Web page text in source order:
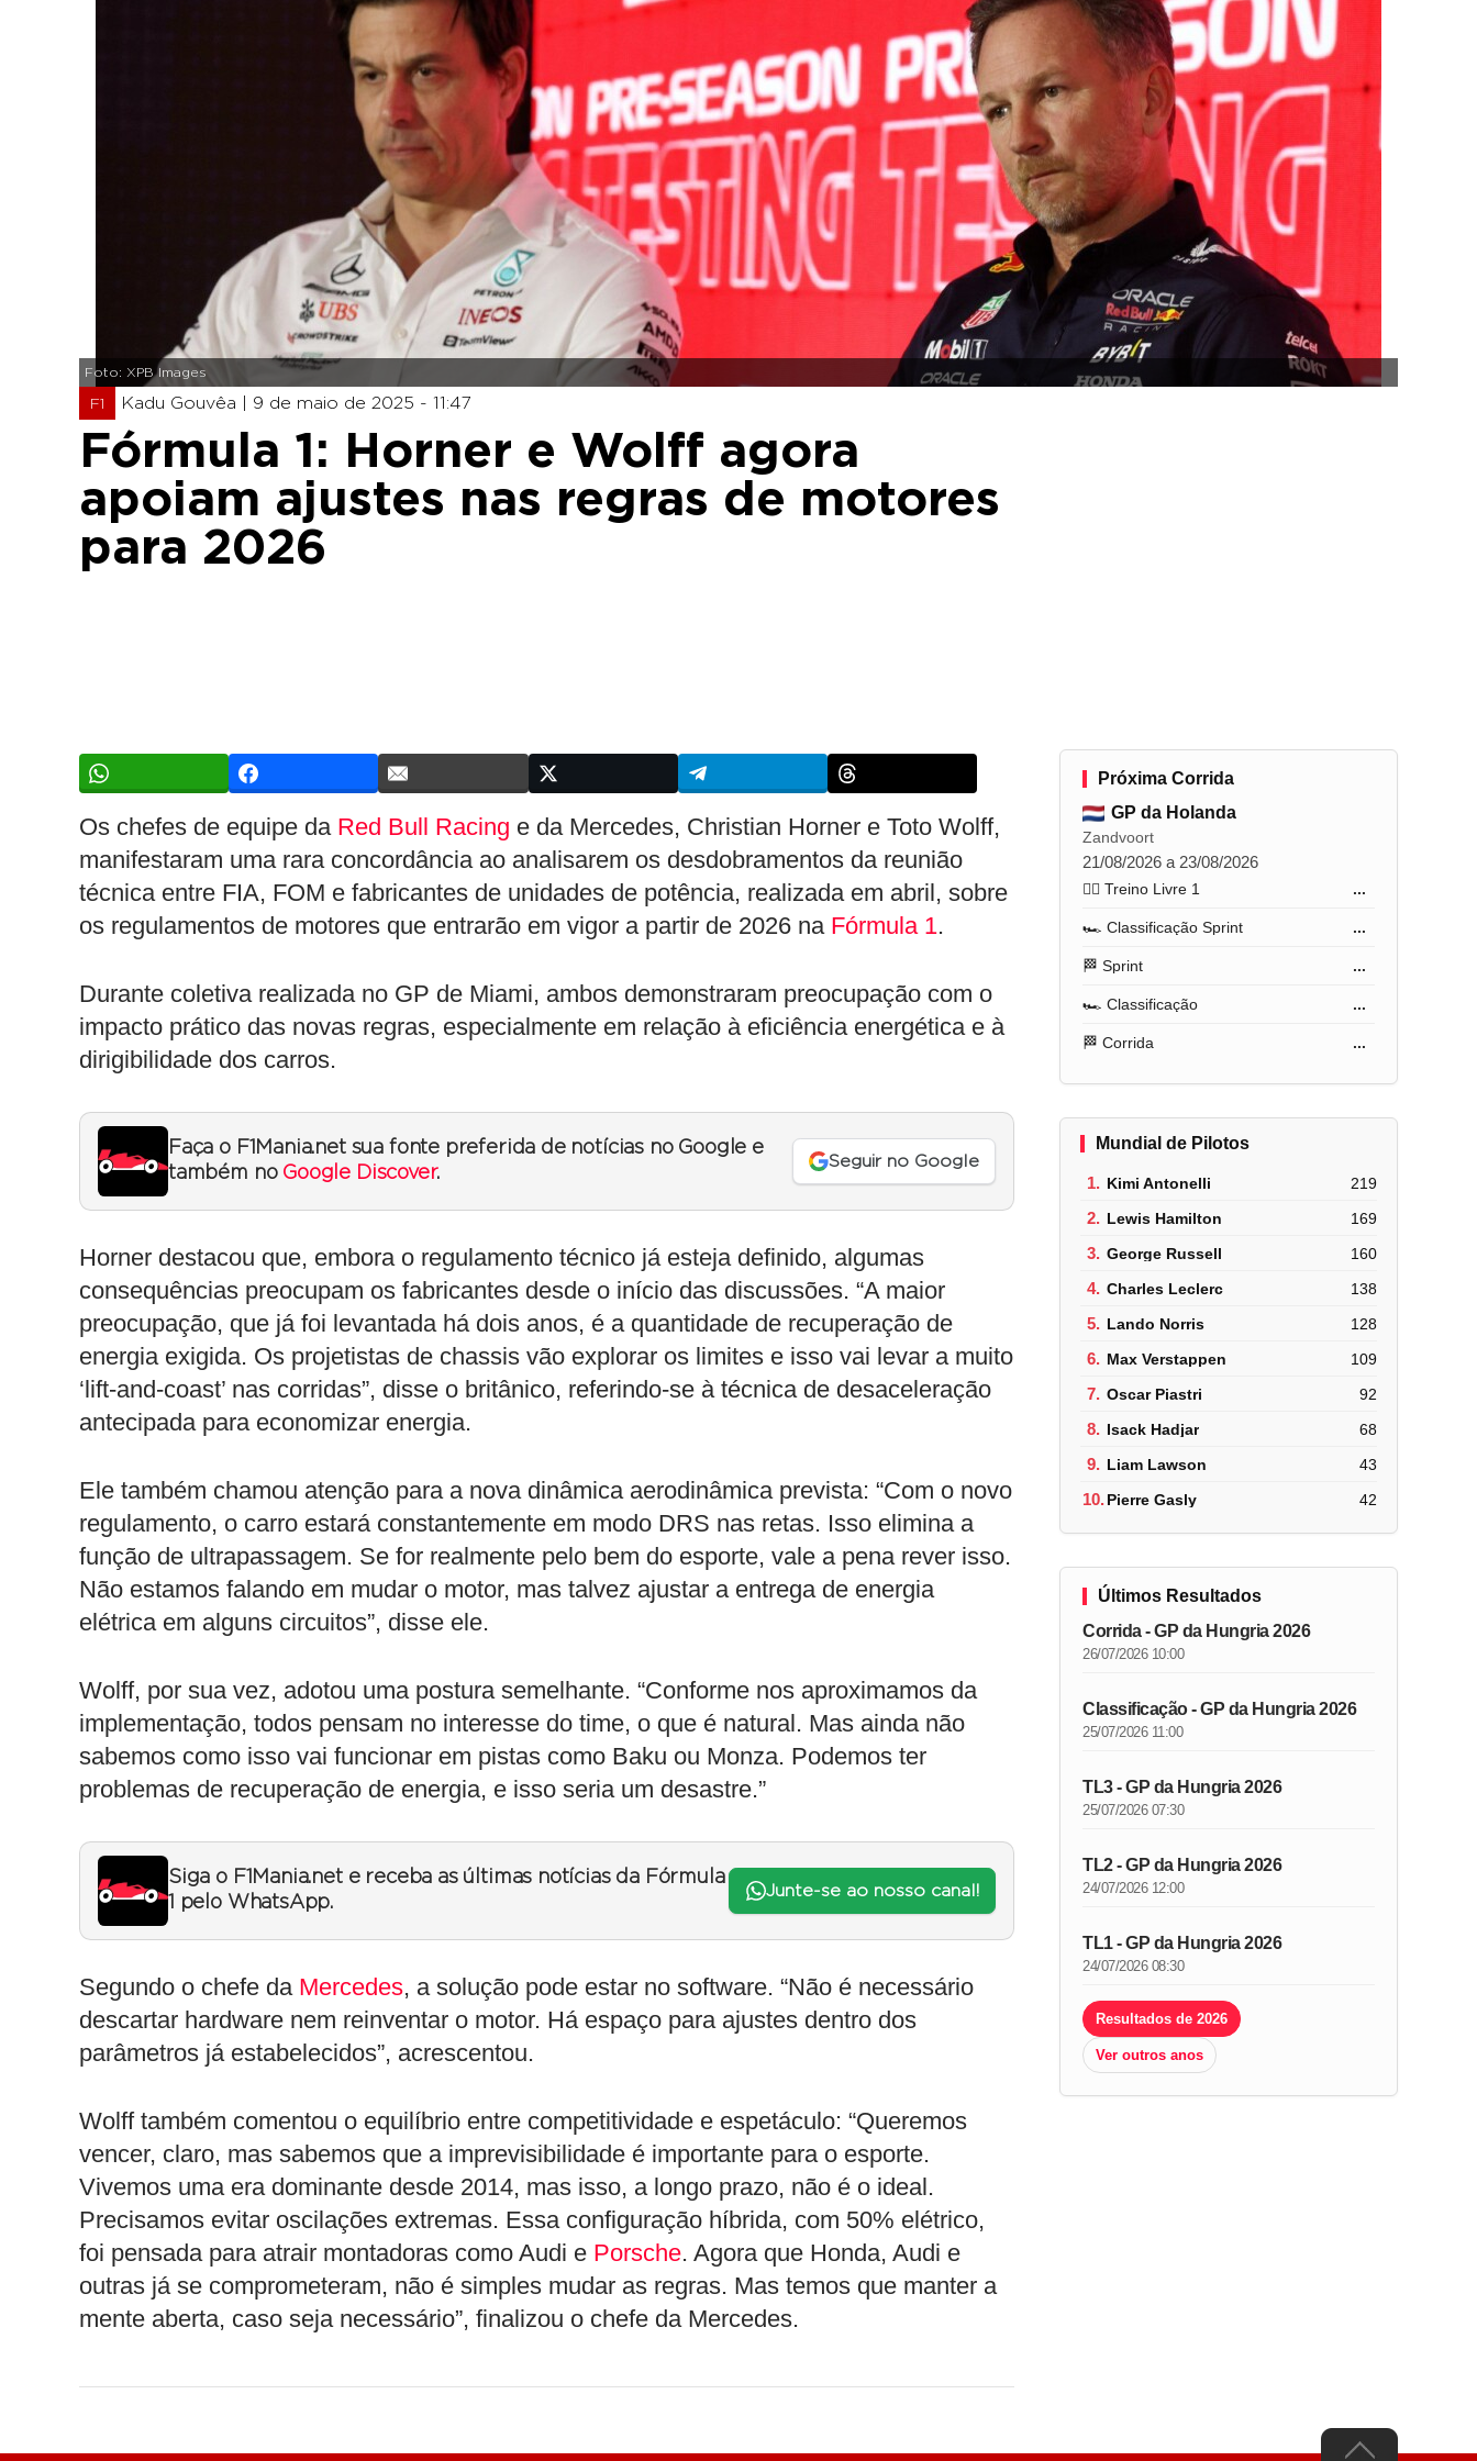
Foto: XPB Images
F1 Kadu Gouvêa | 9 de maio de 2025 - 11:47
Fórmula 1: Horner e Wolff agora
apoiam ajustes nas regras de motores
para 2026
Os chefes de equipe da Red Bull Racing e da Mercedes, Christian Horner e Toto Wolff,
manifestaram uma rara concordância ao analisarem os desdobramentos da reunião
técnica entre FIA, FOM e fabricantes de unidades de potência, realizada em abril, sobre
os regulamentos de motores que entrarão em vigor a partir de 2026 na Fórmula 1.
Durante coletiva realizada no GP de Miami, ambos demonstraram preocupação com o
impacto prático das novas regras, especialmente em relação à eficiência energética e à
dirigibilidade dos carros.
Faça o F1Mania.net sua fonte preferida de notícias no Google e
também no Google Discover.
Seguir no Google
Horner destacou que, embora o regulamento técnico já esteja definido, algumas
consequências preocupam os fabricantes desde o início das discussões. “A maior
preocupação, que já foi levantada há dois anos, é a quantidade de recuperação de
energia exigida. Os projetistas de chassis vão explorar os limites e isso vai levar a muito
‘lift-and-coast’ nas corridas”, disse o britânico, referindo-se à técnica de desaceleração
antecipada para economizar energia.
Ele também chamou atenção para a nova dinâmica aerodinâmica prevista: “Com o novo
regulamento, o carro estará constantemente em modo DRS nas retas. Isso elimina a
função de ultrapassagem. Se for realmente pelo bem do esporte, vale a pena rever isso.
Não estamos falando em mudar o motor, mas talvez ajustar a entrega de energia
elétrica em alguns circuitos”, disse ele.
Wolff, por sua vez, adotou uma postura semelhante. “Conforme nos aproximamos da
implementação, todos pensam no interesse do time, o que é natural. Mas ainda não
sabemos como isso vai funcionar em pistas como Baku ou Monza. Podemos ter
problemas de recuperação de energia, e isso seria um desastre.”
Siga o F1Mania.net e receba as últimas notícias da Fórmula
1 pelo WhatsApp.
Junte-se ao nosso canal!
Segundo o chefe da Mercedes, a solução pode estar no software. “Não é necessário
descartar hardware nem reinventar o motor. Há espaço para ajustes dentro dos
parâmetros já estabelecidos”, acrescentou.
Wolff também comentou o equilíbrio entre competitividade e espetáculo: “Queremos
vencer, claro, mas sabemos que a imprevisibilidade é importante para o esporte.
Vivemos uma era dominante desde 2014, mas isso, a longo prazo, não é o ideal.
Precisamos evitar oscilações extremas. Essa configuração híbrida, com 50% elétrico,
foi pensada para atrair montadoras como Audi e Porsche. Agora que Honda, Audi e
outras já se comprometeram, não é simples mudar as regras. Mas temos que manter a
mente aberta, caso seja necessário”, finalizou o chefe da Mercedes.
Próxima Corrida
GP da Holanda
Zandvoort
21/08/2026 a 23/08/2026
🏋️‍♂️ Treino Livre 1 ...
🏎️ Classificação Sprint ...
🏁 Sprint ...
🏎️ Classificação ...
🏁 Corrida ...
Mundial de Pilotos
1. Kimi Antonelli 219
2. Lewis Hamilton 169
3. George Russell 160
4. Charles Leclerc 138
5. Lando Norris 128
6. Max Verstappen 109
7. Oscar Piastri 92
8. Isack Hadjar 68
9. Liam Lawson 43
10.Pierre Gasly 42
Últimos Resultados
Corrida - GP da Hungria 2026
26/07/2026 10:00
Classificação - GP da Hungria 2026
25/07/2026 11:00
TL3 - GP da Hungria 2026
25/07/2026 07:30
TL2 - GP da Hungria 2026
24/07/2026 12:00
TL1 - GP da Hungria 2026
24/07/2026 08:30
Resultados de 2026
Ver outros anos